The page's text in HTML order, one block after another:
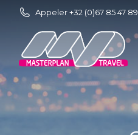
Appeler +32 (0)67 85 47 89